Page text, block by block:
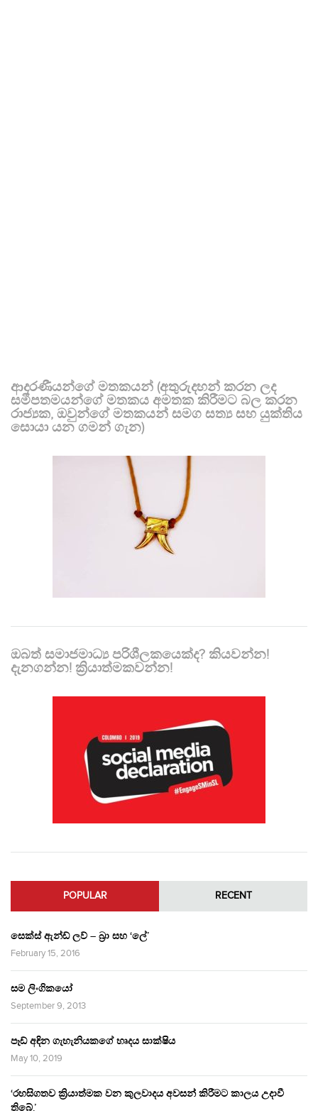
ආදරණීයන්ගේ මතකයන් (අතුරුදහන් කරන ලද
සමීපතමයන්ගේ මතකය අමතක කිරීමට බල කරන
රාජ්‍යක, ඔවුන්ගේ මතකයන් සමග සත්‍ය සහ යුක්තිය
සොයා යන ගමන් ගැන)
ඔබත් සමාජමාධ්‍ය පරිශීලකයෙක්ද? කියවන්න!
දැනගන්න! ක්‍රියාත්මකවන්න!
POPULAR RECENT
සෙක්ස් ඇන්ඩ් ලව් – බ්‍රා සහ ‘ලේ’
February 15, 2016
සම ලිංගිකයෝ
September 9, 2013
පෑඩ් අඳින ගැහැනියකගේ හෘදය සාක්ෂිය
May 10, 2019
‘රහසිගතව ක්‍රියාත්මක වන කුලවාදය අවසන් කිරීමට කාලය උදාවී
තිබේ.’